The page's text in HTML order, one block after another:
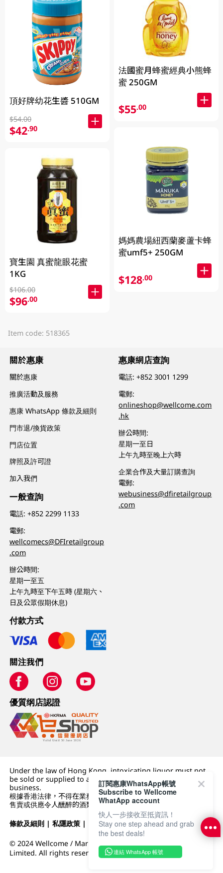
頂好牌幼花生醬 510GM
$54.00
$42.90
寶生園 真蜜龍眼花蜜
1KG
$106.00
$96.00
法國蜜月蜂蜜經典小熊蜂
蜜 250GM
$55.00
媽媽農場紐西蘭麥蘆卡蜂
蜜umf5+ 250GM
$128.00
Item code: 518365
關於惠康
關於惠康
推廣活動及服務
惠康 WhatsApp 條款及細則
門市退/換貨政策
門店位置
牌照及許可證
加入我們
一般查詢
電話:+852 2299 1133
電郵:
wellcomecs@DFIretailgroup
.com
辦公時間:
星期一至五
上午九時至下午五時 (星期六、
日及公眾假期休息)
惠康網店查詢
電話:+852 3001 1299
電郵:
onlineshop@wellcome.com
.hk
辦公時間:
星期一至日
上午九時至晚上六時
企業合作及大量訂購查詢
電郵:
webusiness@dfiretailgroup
.com
付款方式
關注我們
優質纲店認證
Under the law of Hong Kong, intoxicating liquor must not
be sold or supplied to a minor (under 18) in the course of
business.
根據香港法律，不得在業務過程中，向未成年人 (18 歲以下人士)
售賣或供應令人醺醉的酒類。
條款及細則 |私隱政策 | DFI零售集團
© 2024 Wellcome / Market Place. The Dairy Farm Company
Limited. All rights reserved.
訂閱惠康WhatsApp帳號
Subscribe to Wellcome
WhatApp account
快人一步接收至抵資訊！
Stay one step ahead and grab
the best deals!
連結 WhatsApp 帳號